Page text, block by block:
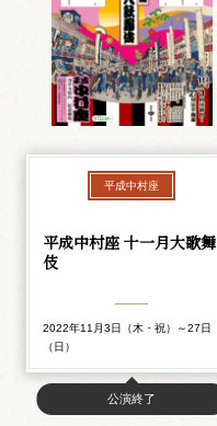
平成中村座
平成中村座 十一月大歌舞
伎
2022年11月3日（木・祝）～27日
（日）
公演終了